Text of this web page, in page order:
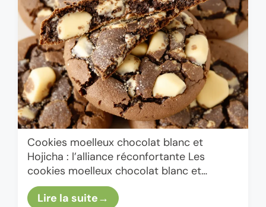
Cookies moelleux chocolat blanc et
Hojicha : l’alliance réconfortante Les
cookies moelleux chocolat blanc et
Hojicha, c’est un peu le genre de
gourmandise qui te fait dire : “OK, je …
Lire la suite